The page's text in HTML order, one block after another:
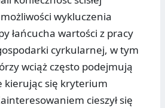
wykluczenia
łańcucha wartości z pracy
cyrkularnej, w tym
wciąż często podejmują
kierując się kryterium
cieszył się